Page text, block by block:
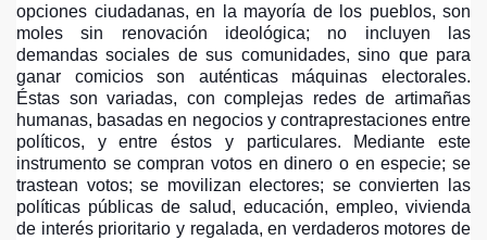
opciones ciudadanas, en la mayoría de los pueblos, son
moles sin renovación ideológica; no incluyen las
demandas sociales de sus comunidades, sino que para
ganar comicios son auténticas máquinas electorales.
Éstas son variadas, con complejas redes de artimañas
humanas, basadas en negocios y contraprestaciones entre
políticos, y entre éstos y particulares. Mediante este
instrumento se compran votos en dinero o en especie; se
trastean votos; se movilizan electores; se convierten las
políticas públicas de salud, educación, empleo, vivienda
de interés prioritario y regalada, en verdaderos motores de
DEL PDA FUNZA POR DIA DE LA MUJER
DEL PUEBLO VENEZOLANO
AGUA
MUERTE DE CARLOS GAVIRIA
DE LA CONSULTA DEL POLO DEMOCRATICO